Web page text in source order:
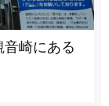
崎にある